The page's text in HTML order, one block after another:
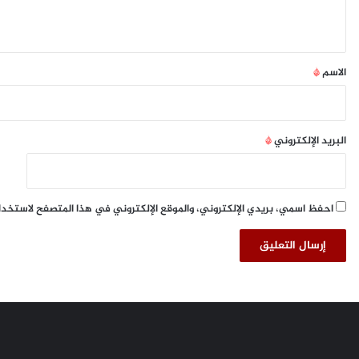
م
ت
ع
*
الاسم*
البريد الإلكتروني*
احفظ اسمي، بريدي الإلكتروني، والموقع الإلكتروني في هذا المتصفح